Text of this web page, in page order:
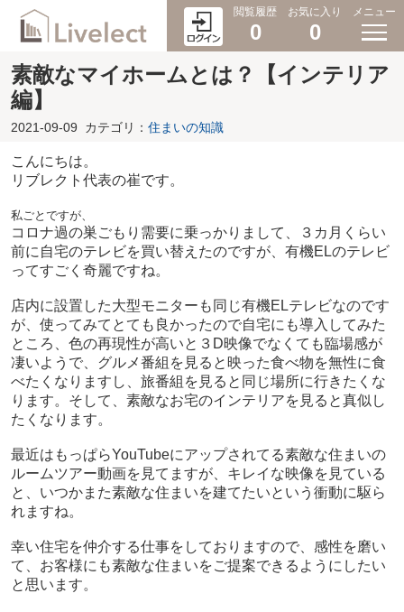
閲覧履歴
0
お気に入り
0
メニュー
素敵なマイホームとは？【インテリア
編】
2021-09-09 カテゴリ： 住まいの知識
こんにちは。
リブレクト代表の崔です。
私ごとですが、
コロナ過の巣ごもり需要に乗っかりまして、３カ月くらい
前に自宅のテレビを買い替えたのですが、有機ELのテレビ
ってすごく奇麗ですね。
店内に設置した大型モニターも同じ有機ELテレビなのです
が、使ってみてとても良かったので自宅にも導入してみた
ところ、色の再現性が高いと３D映像でなくても臨場感が
凄いようで、グルメ番組を見ると映った食べ物を無性に食
べたくなりますし、旅番組を見ると同じ場所に行きたくな
ります。そして、素敵なお宅のインテリアを見ると真似し
たくなります。
最近はもっぱらYouTubeにアップされてる素敵な住まいの
ルームツアー動画を見てますが、キレイな映像を見ている
と、いつかまた素敵な住まいを建てたいという衝動に駆ら
れますね。
幸い住宅を仲介する仕事をしておりますので、感性を磨い
て、お客様にも素敵な住まいをご提案できるようにしたい
と思います。